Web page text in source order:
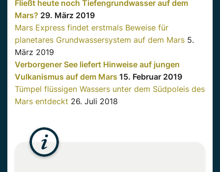
Fließt heute noch Tiefengrundwasser auf dem
Mars? 29. März 2019
Mars Express findet erstmals Beweise für
planetares Grundwassersystem auf dem Mars 5.
März 2019
Verborgener See liefert Hinweise auf jungen
Vulkanismus auf dem Mars 15. Februar 2019
Tümpel flüssigen Wassers unter dem Südpoleis des
Mars entdeckt 26. Juli 2018